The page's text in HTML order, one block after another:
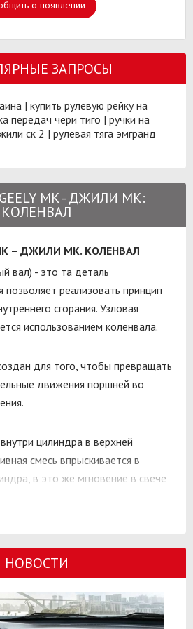
о появлении
ЗАПРОСЫ
| купить рулевую рейку на
передач чери тиго | ручки на
ск 2 | рулевая тяга эмгранд
MK - ДЖИЛИ МК:
КОЛЕНВАЛ
– ДЖИЛИ МК. КОЛЕНВАЛ
вал) - это та деталь
реализовать принцип
сгорания. Узловая
использованием коленвала.
для того, чтобы превращать
движения поршней во
цилиндра в верхней
смесь впрыскивается в
в это же мгновение в свече
механизм передает
на коленвал, который
во вращательное.
НОВОСТИ